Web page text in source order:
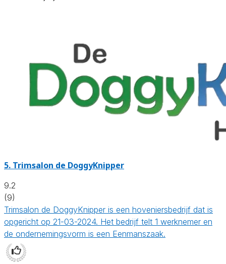
5. Trimsalon de DoggyKnipper
9.2
(9)
Trimsalon de DoggyKnipper is een hoveniersbedrijf dat is
opgericht op 21-03-2024. Het bedrijf telt 1 werknemer en
de ondernemingsvorm is een Eenmanszaak.